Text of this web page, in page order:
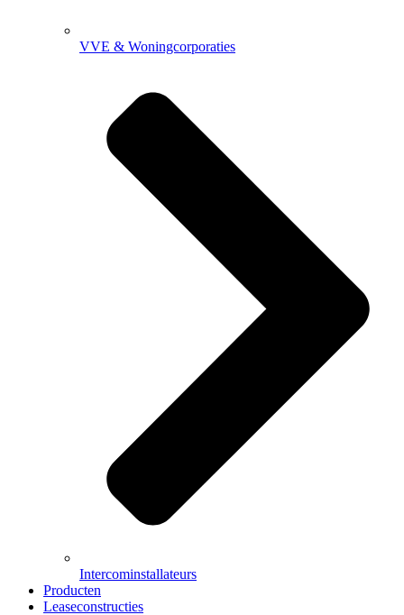
VVE & Woningcorporaties
Intercominstallateurs
Producten
Leaseconstructies